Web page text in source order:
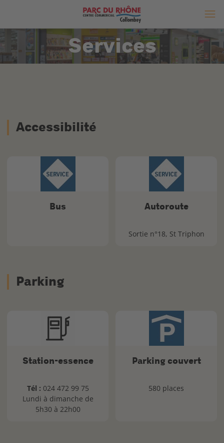
Services
Accessibilité
Bus Autoroute
Sortie n°18, St Triphon
Parking
Station-essence
Tél : 024 472 99 75
Lundi à dimanche de
5h30 à 22h00
Parking couvert
580 places